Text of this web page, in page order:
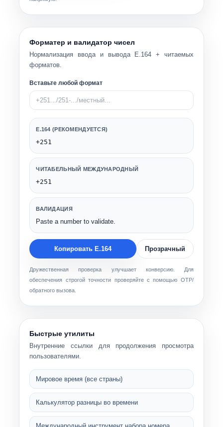
Форматер и валидатор чисел
Нормализация ввода и вывода E.164 + читаемых
форматов.
Вставьте любой формат
E.164 (РЕКОМЕНДУЕТСЯ)
+251
ЧИТАБЕЛЬНЫЙ МЕЖДУНАРОДНЫЙ
+251
ВАЛИДАЦИЯ
Paste a number to validate.
Копировать Е.164 Прозрачный
Дружественная проверка улучшает конверсию. Для
обеспечения строгой точности проверяйте с помощью OTP/
обратного вызова.
Быстрые утилиты
Внутренние ссылки для продолжения просмотра
пользователями.
Мировое время (все страны)
Калькулятор разницы во времени